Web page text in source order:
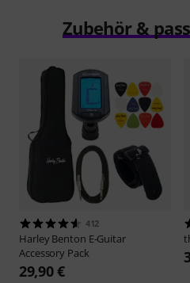
Zubehör &
412
Harley Benton E-Guitar
Accessory Pack
29,90 €